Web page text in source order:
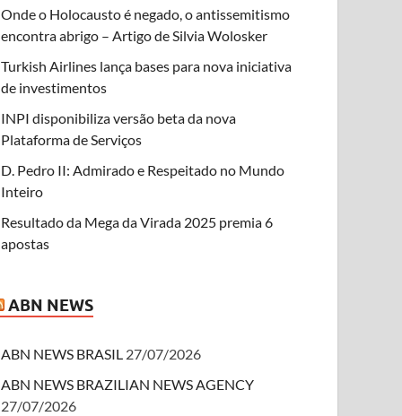
Onde o Holocausto é negado, o antissemitismo
encontra abrigo – Artigo de Silvia Wolosker
Turkish Airlines lança bases para nova iniciativa
de investimentos
INPI disponibiliza versão beta da nova
Plataforma de Serviços
D. Pedro II: Admirado e Respeitado no Mundo
Inteiro
Resultado da Mega da Virada 2025 premia 6
apostas
ABN NEWS
ABN NEWS BRASIL 27/07/2026
ABN NEWS BRAZILIAN NEWS AGENCY
27/07/2026